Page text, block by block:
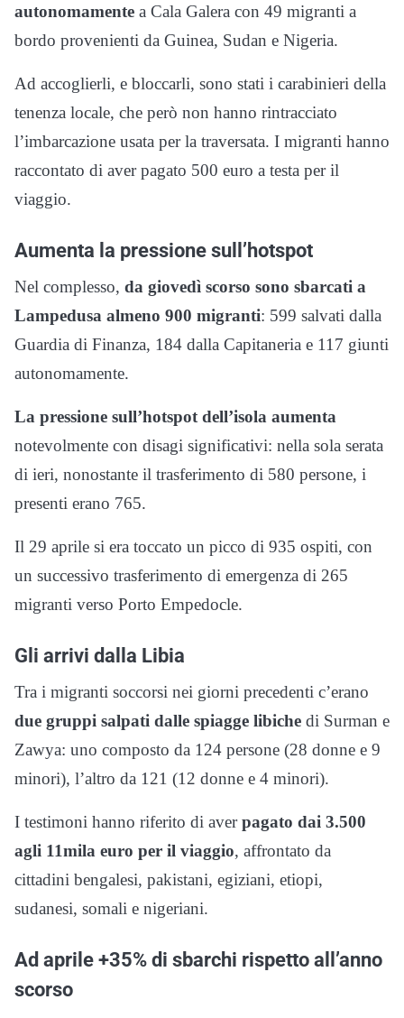
autonomamente a Cala Galera con 49 migranti a
bordo provenienti da Guinea, Sudan e Nigeria.
Ad accoglierli, e bloccarli, sono stati i carabinieri della
tenenza locale, che però non hanno rintracciato
l’imbarcazione usata per la traversata. I migranti hanno
raccontato di aver pagato 500 euro a testa per il
viaggio.
Aumenta la pressione sull’hotspot
Nel complesso, da giovedì scorso sono sbarcati a
Lampedusa almeno 900 migranti: 599 salvati dalla
Guardia di Finanza, 184 dalla Capitaneria e 117 giunti
autonomamente.
La pressione sull’hotspot dell’isola aumenta
notevolmente con disagi significativi: nella sola serata
di ieri, nonostante il trasferimento di 580 persone, i
presenti erano 765.
Il 29 aprile si era toccato un picco di 935 ospiti, con
un successivo trasferimento di emergenza di 265
migranti verso Porto Empedocle.
Gli arrivi dalla Libia
Tra i migranti soccorsi nei giorni precedenti c’erano
due gruppi salpati dalle spiagge libiche di Surman e
Zawya: uno composto da 124 persone (28 donne e 9
minori), l’altro da 121 (12 donne e 4 minori).
I testimoni hanno riferito di averpagato dai 3.500
agli 11mila euro per il viaggio, affrontato da
cittadini bengalesi, pakistani, egiziani, etiopi,
sudanesi, somali e nigeriani.
Ad aprile +35% di sbarchi rispetto all’anno
scorso